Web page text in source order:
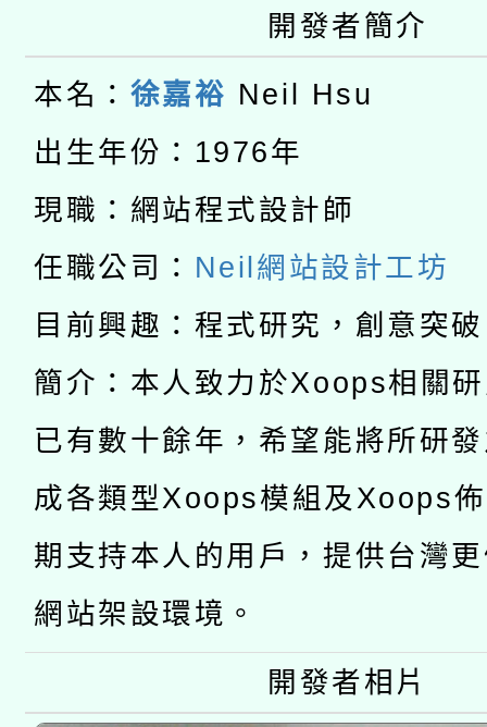
件」活動簡章
年度COVID-19疫苗接
接種對象擴大為「滿6
接種之民眾」措施，延
月28日止
轉知經濟部水利署委託
業技術研究院辦理「
用水績優單位及節水達
動」
115年8月22日(星期六
桃園市孔廟祈福系列
開 智慧啟航」
2026年桃園地景藝術
「2026桃園藝術巡演
關事宜
國立臺灣師範大學辦理
年度健康促進學校輔導
業成長研習」實施計畫
函轉國家教育研究院中
族教育國際趨勢與發展
轉知教育部國民及學前
新北市政府教育局辦
方素養工作坊新北場」
函轉國立臺灣師範大學
族語言臺北學習中心
「族語學習班」招生簡
轉知有關國立成功大學
文教學共融平台-教案
件」活動簡章
教育部國民及學前教育
年度COVID-19疫苗接
接種對象擴大為「滿6
接種之民眾」措施，
開發者簡介
本名： 徐嘉裕 Neil Hsu
出生年份：1976年
現職：網站程式設計師
任職公司： Neil網站設計工坊
目前興趣：程式研究，創意突
簡介：本人致力於Xoops相關
已有數十餘年，希望能將所研
成各類型Xoops模組及Xoops
期支持本人的用戶，提供台灣
網站架設環境。
開發者相片